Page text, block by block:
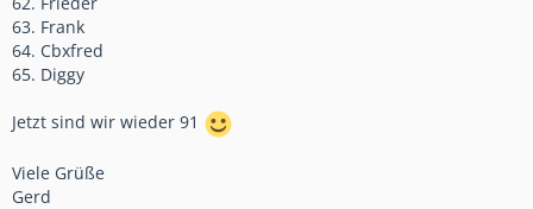
63. Frank
64. Cbxfred
65. Diggy
Jetzt sind wir wieder 91
Viele Grüße
Gerd